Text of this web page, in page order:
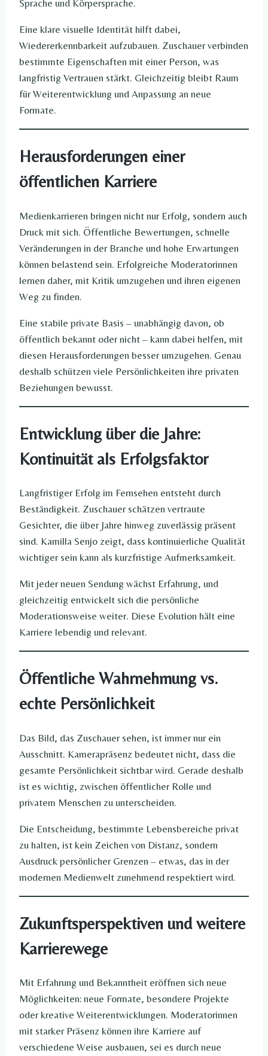
Sprache und Körpersprache.
Eine klare visuelle Identität hilft dabei,
Wiedererkennbarkeit aufzubauen. Zuschauer verbinden
bestimmte Eigenschaften mit einer Person, was
langfristig Vertrauen stärkt. Gleichzeitig bleibt Raum
für Weiterentwicklung und Anpassung an neue
Formate.
Herausforderungen einer
öffentlichen Karriere
Medienkarrieren bringen nicht nur Erfolg, sondern auch
Druck mit sich. Öffentliche Bewertungen, schnelle
Veränderungen in der Branche und hohe Erwartungen
können belastend sein. Erfolgreiche Moderatorinnen
lernen daher, mit Kritik umzugehen und ihren eigenen
Weg zu finden.
Eine stabile private Basis – unabhängig davon, ob
öffentlich bekannt oder nicht – kann dabei helfen, mit
diesen Herausforderungen besser umzugehen. Genau
deshalb schützen viele Persönlichkeiten ihre privaten
Beziehungen bewusst.
Entwicklung über die Jahre:
Kontinuität als Erfolgsfaktor
Langfristiger Erfolg im Fernsehen entsteht durch
Beständigkeit. Zuschauer schätzen vertraute
Gesichter, die über Jahre hinweg zuverlässig präsent
sind. Kamilla Senjo zeigt, dass kontinuierliche Qualität
wichtiger sein kann als kurzfristige Aufmerksamkeit.
Mit jeder neuen Sendung wächst Erfahrung, und
gleichzeitig entwickelt sich die persönliche
Moderationsweise weiter. Diese Evolution hält eine
Karriere lebendig und relevant.
Öffentliche Wahrnehmung vs.
echte Persönlichkeit
Das Bild, das Zuschauer sehen, ist immer nur ein
Ausschnitt. Kamerapräsenz bedeutet nicht, dass die
gesamte Persönlichkeit sichtbar wird. Gerade deshalb
ist es wichtig, zwischen öffentlicher Rolle und
privatem Menschen zu unterscheiden.
Die Entscheidung, bestimmte Lebensbereiche privat
zu halten, ist kein Zeichen von Distanz, sondern
Ausdruck persönlicher Grenzen – etwas, das in der
modernen Medienwelt zunehmend respektiert wird.
Zukunftsperspektiven und weitere
Karrierewege
Mit Erfahrung und Bekanntheit eröffnen sich neue
Möglichkeiten: neue Formate, besondere Projekte
oder kreative Weiterentwicklungen. Moderatorinnen
mit starker Präsenz können ihre Karriere auf
verschiedene Weise ausbauen, sei es durch neue